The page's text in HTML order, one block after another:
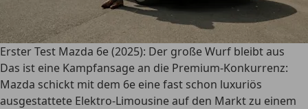
Erster Test Mazda 6e (2025): Der große Wurf bleibt aus
Das ist eine Kampfansage an die Premium-Konkurrenz:
Mazda schickt mit dem 6e eine fast schon luxuriös
ausgestattete Elektro-Limousine auf den Markt zu einem